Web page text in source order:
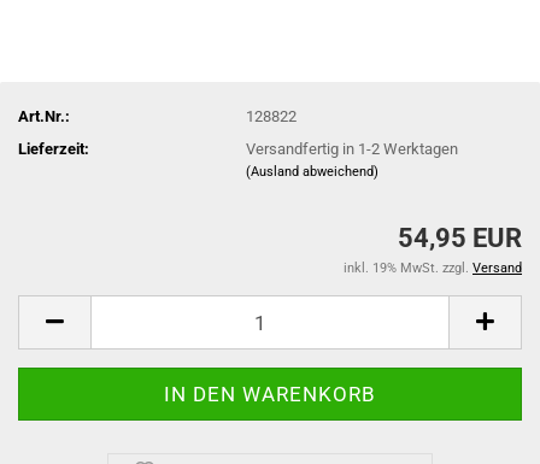
Art.Nr.:
128822
Lieferzeit:
Versandfertig in 1-2 Werktagen
(Ausland abweichend)
54,95 EUR
inkl. 19% MwSt. zzgl. Versand